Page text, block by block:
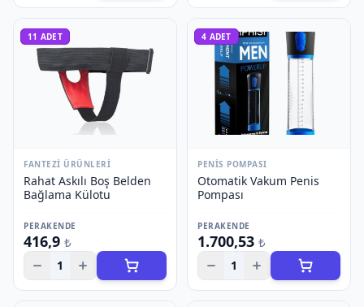
11 ADET
FANTEZI ÜRÜNLERI
Rahat Askılı Boş Belden
Bağlama Külotu
PERAKENDE
416,9 ₺
1
4 ADET
PENIS POMPASI
Otomatik Vakum Penis
Pompası
PERAKENDE
1.700,53 ₺
1